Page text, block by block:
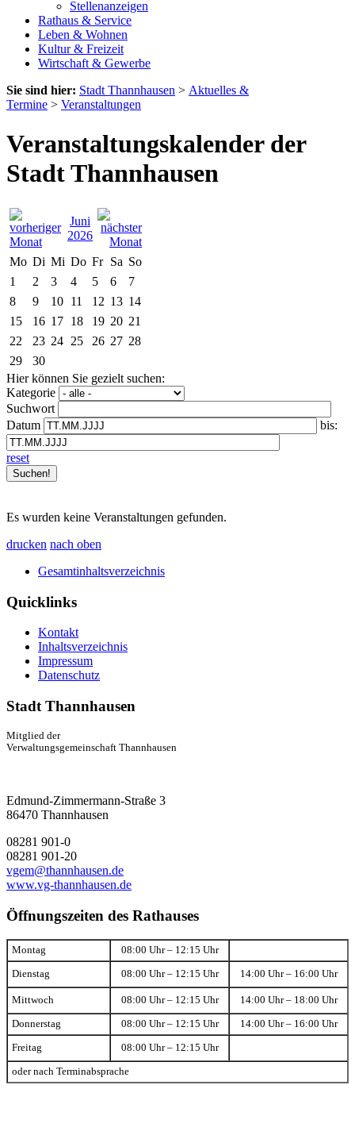
Stellenanzeigen
Rathaus & Service
Leben & Wohnen
Kultur & Freizeit
Wirtschaft & Gewerbe
Sie sind hier: Stadt Thannhausen > Aktuelles &
Termine > Veranstaltungen
Veranstaltungskalender der
Stadt Thannhausen
Juni
2026
Mo Di Mi Do Fr Sa So
1
2 3 4 5 6
7
8
9 10 11 12 13 14
15
16 17 18 19 20 21
22
23 24 25 26 27 28
29
30
Hier können Sie gezielt suchen:
Kategorie
Suchwort
Datum
bis:
reset
Es wurden keine Veranstaltungen gefunden.
drucken nach oben
Gesamtinhaltsverzeichnis
Quicklinks
Kontakt
Inhaltsverzeichnis
Impressum
Datenschutz
Stadt Thannhausen
Mitglied der
Verwaltungsgemeinschaft Thannhausen
Edmund-Zimmermann-Straße 3
86470 Thannhausen
08281 901-0
08281 901-20
vgem@thannhausen.de
www.vg-thannhausen.de
Öffnungszeiten des Rathauses
Montag 08:00 Uhr – 12:15 Uhr
Dienstag 08:00 Uhr – 12:15 Uhr 14:00 Uhr – 16:00 Uhr
Mittwoch 08:00 Uhr – 12:15 Uhr 14:00 Uhr – 18:00 Uhr
Donnerstag 08:00 Uhr – 12:15 Uhr 14:00 Uhr – 16:00 Uhr
Freitag 08:00 Uhr – 12:15 Uhr
oder nach Terminabsprache